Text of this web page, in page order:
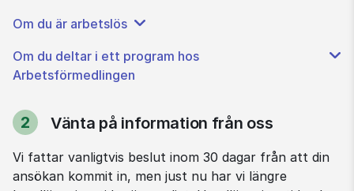
Om du är arbetslös
Om du deltar i ett program hos
Arbetsförmedlingen
Steg
2 Vänta på information från oss
Vi fattar vanligtvis beslut inom 30 dagar från att din
ansökan kommit in, men just nu har vi längre